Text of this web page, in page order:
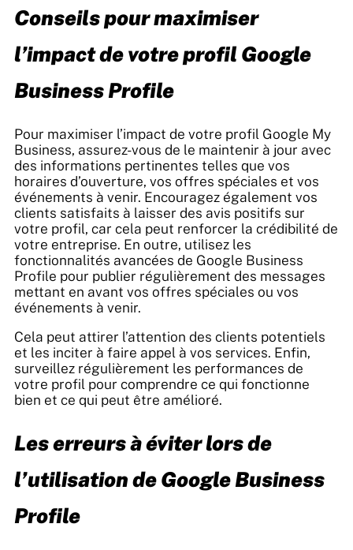
Conseils pour maximiser
l’impact de votre profil Google
Business Profile
Pour maximiser l’impact de votre profil Google My
Business, assurez-vous de le maintenir à jour avec
des informations pertinentes telles que vos
horaires d’ouverture, vos offres spéciales et vos
événements à venir. Encouragez également vos
clients satisfaits à laisser des avis positifs sur
votre profil, car cela peut renforcer la crédibilité de
votre entreprise. En outre, utilisez les
fonctionnalités avancées de Google Business
Profile pour publier régulièrement des messages
mettant en avant vos offres spéciales ou vos
événements à venir.
Cela peut attirer l’attention des clients potentiels
et les inciter à faire appel à vos services. Enfin,
surveillez régulièrement les performances de
votre profil pour comprendre ce qui fonctionne
bien et ce qui peut être amélioré.
Les erreurs à éviter lors de
l’utilisation de Google Business
Profile